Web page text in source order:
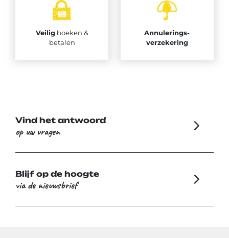
Veiligboeken &
betalen
Annulerings-
verzekering
Vind het antwoord
op uw vragen
Blijf op de hoogte
via de nieuwsbrief